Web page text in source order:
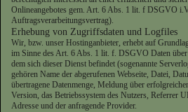
Onlineangebotes gem. Art. 6 Abs. 1 lit. f DSGVO
Auftragsverarbeitungsvertrag).
Erhebung von Zugriffsdaten und Logfiles
Wir, bzw. unser Hostinganbieter, erhebt auf
im Sinne des Art. 6 Abs. 1 lit. f. DSGVO Daten
dem sich dieser Dienst befindet (sogenannte
gehören Name der abgerufenen Webseite, Datei,
übertragene Datenmenge, Meldung über
Version, das Betriebssystem des Nutzers, Referrer
Adresse und der anfragende Provider.